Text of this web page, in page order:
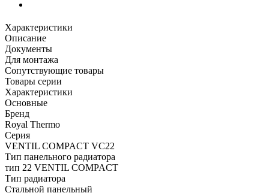
Характеристики
Описание
Документы
Для монтажа
Сопутствующие товары
Товары серии
Характеристики
Основные
Бренд
Royal Thermo
Серия
VENTIL COMPACT VC22
Тип панельного радиатора
тип 22 VENTIL COMPACT
Тип радиатора
Стальной панельный